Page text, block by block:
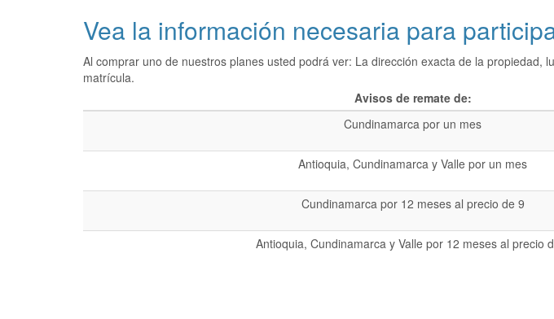
Vea la información necesaria para
Al comprar uno de nuestros planes usted podrá ver: La dirección exacta de la
matrícula.
Avisos de remate de:
Cundinamarca por un mes
Antioquia, Cundinamarca y Valle por un mes
Cundinamarca por 12 meses al precio de 9
Antioquia, Cundinamarca y Valle por 12 meses al precio